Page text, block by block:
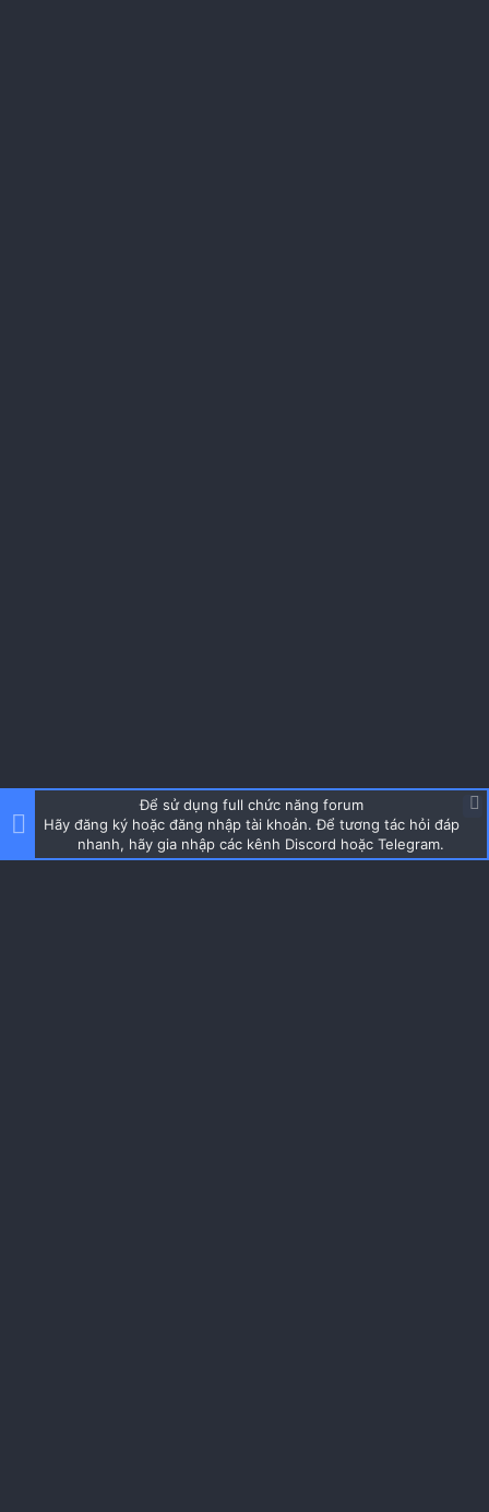
Để sử dụng full chức năng forum
Hãy đăng ký hoặc đăng nhập tài khoản. Để tương tác hỏi đáp
nhanh, hãy gia nhập các kênh Discord hoặc Telegram.